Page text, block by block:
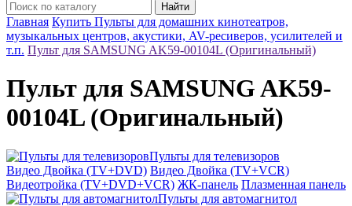
Найти
Главная Купить Пульты для домашних кинотеатров,
музыкальных центров, акустики, AV-ресиверов, усилителей и
т.п. Пульт для SAMSUNG AK59-00104L (Оригинальный)
Пульт для SAMSUNG AK59-
00104L (Оригинальный)
Пульты для телевизоров
Видео Двойка (TV+DVD) Видео Двойка (TV+VCR)
Видеотройка (TV+DVD+VCR) ЖК-панель Плазменная панель
Пульты для автомагнитол